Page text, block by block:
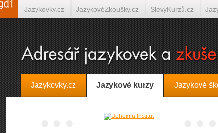
Jazykovky.cz Jazykové kurzy Jazykové
Jazykovky.cz JazykovéZkoušky.cz SlevyKurzů.cz
Španělština on-line Italština on-line Tlumočení-